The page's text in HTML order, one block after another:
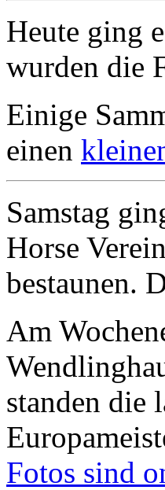
Heute ging
wurden die
Einige
einen
Samstag
Horse
bestaunen.
Am
standen die
Fotos sind